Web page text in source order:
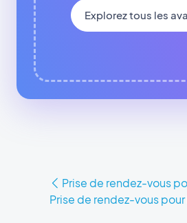
Explorez tous les
Prise de rendez-vous
Prise de rendez-vous